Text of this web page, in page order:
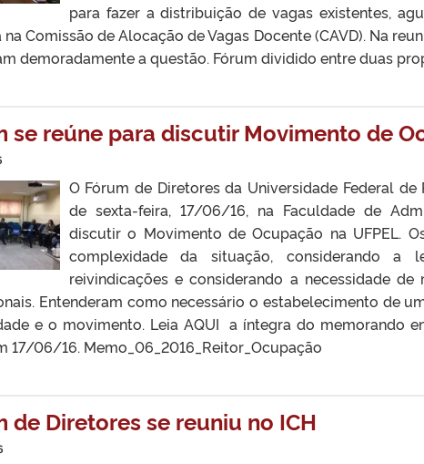
para fazer a distribuição de vagas existentes,
Comissão de Alocação de Vagas Docente (CAVD). Na
demoradamente a questão. Fórum dividido entre duas
se reúne para discutir Movimento de
O Fórum de Diretores da Universidade Federal
de sexta-feira, 17/06/16, na Faculdade de
discutir o Movimento de Ocupação na UFPEL.
complexidade da situação, considerando a
reivindicações e considerando a necessidade
Entenderam como necessário o estabelecimento de
e o movimento. Leia AQUI a íntegra do memorando
17/06/16. Memo_06_2016_Reitor_Ocupação
de Diretores se reuniu no ICH